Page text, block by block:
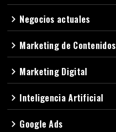
navigate_next Negocios actuales
navigate_next Marketing de Contenidos
navigate_next Marketing Digital
navigate_next Inteligencia Artificial
navigate_next Google Ads